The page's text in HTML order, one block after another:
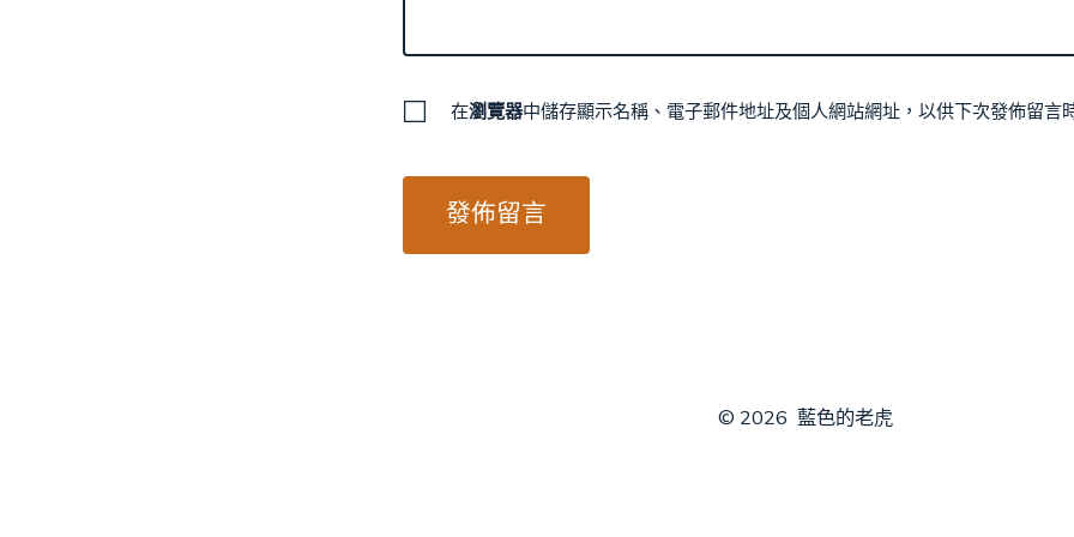
在瀏覽器中儲存顯示名稱、電子郵件地址及個人網站網址，以供下次發佈留言
© 2026 藍色的老虎